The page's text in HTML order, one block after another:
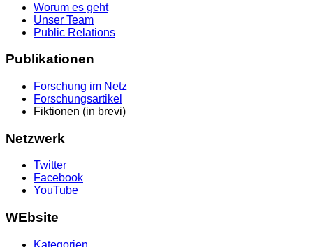
Worum es geht
Unser Team
Public Relations
Publikationen
Forschung im Netz
Forschungsartikel
Fiktionen (in brevi)
Netzwerk
Twitter
Facebook
YouTube
WEbsite
Kategorien